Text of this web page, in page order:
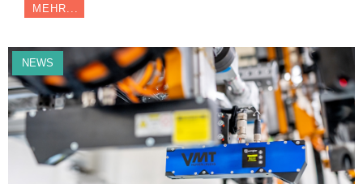
MEHR...
NEWS